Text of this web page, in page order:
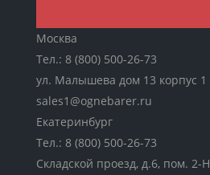
Москва
Тел.: 8 (800) 500-26-73
ул. Малышева дом 13 корпус 1
sales1@ognebarer.ru
Екатеринбург
Тел.: 8 (800) 500-26-73
Складской проезд, д.6, пом. 2-Н